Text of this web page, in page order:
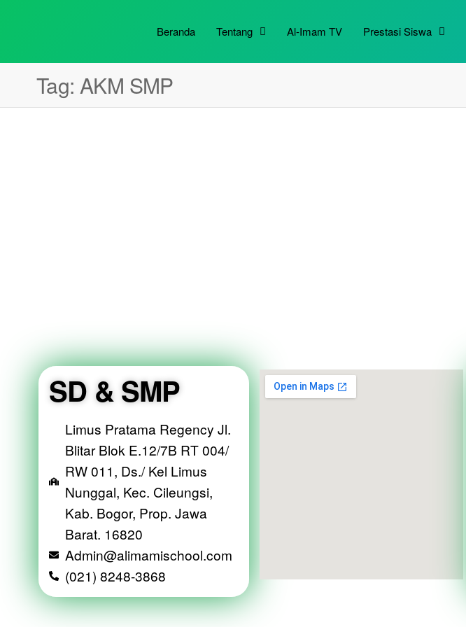
Beranda Tentang Al-Imam TV Prestasi Siswa
Tag: AKM SMP
SD & SMP
Limus Pratama Regency Jl.
Blitar Blok E.12/7B RT 004/
RW 011, Ds./ Kel Limus
Nunggal, Kec. Cileungsi,
Kab. Bogor, Prop. Jawa
Barat. 16820
Admin@alimamischool.com
(021) 8248-3868